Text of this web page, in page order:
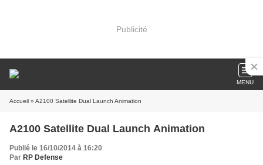
Publicité
MENU
Accueil » A2100 Satellite Dual Launch Animation
A2100 Satellite Dual Launch Animation
Publié le 16/10/2014 à 16:20
Par RP Defense